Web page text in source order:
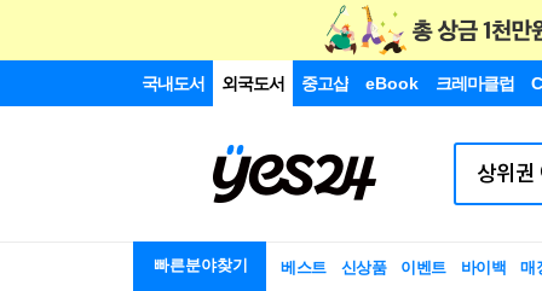
국내도서 외국도서 중고샵 eBook 크레마클럽
빠른분야찾기 베스트 신상품 이벤트 바이백 매